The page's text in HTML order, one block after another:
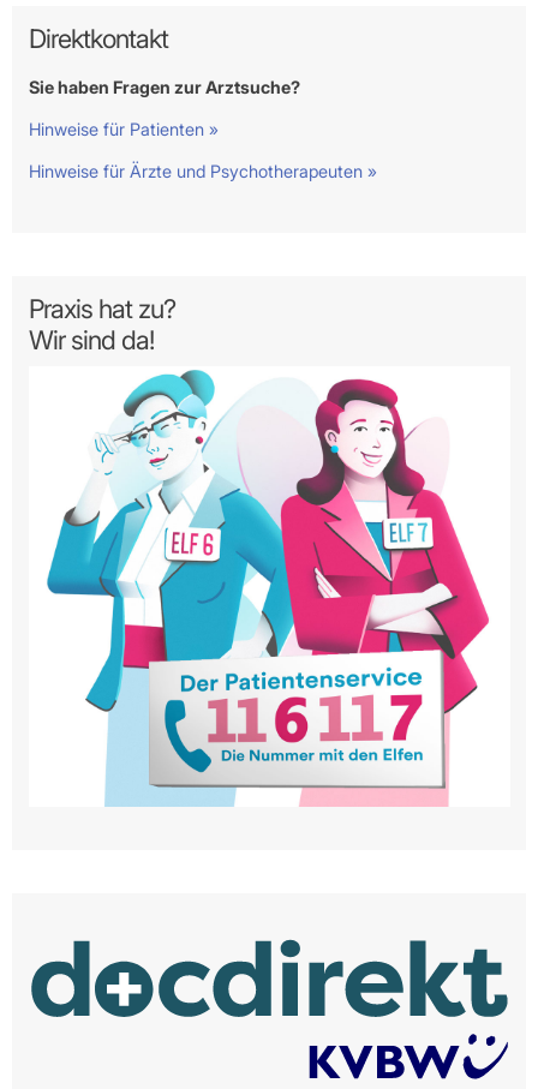
Direktkontakt
Sie haben Fragen zur Arztsuche?
Hinweise für Patienten »
Hinweise für Ärzte und Psychotherapeuten »
Praxis hat zu?
Wir sind da!